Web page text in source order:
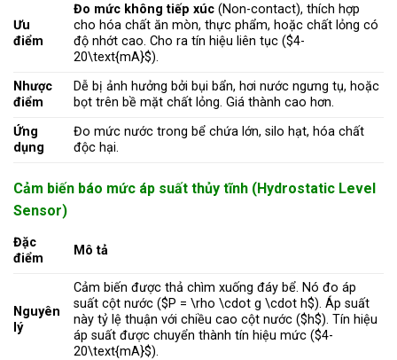
Ưu
điểm
Đo mức không tiếp xúc (Non-contact), thích hợp
cho hóa chất ăn mòn, thực phẩm, hoặc chất lỏng có
độ nhớt cao. Cho ra tín hiệu liên tục ($4-
20\text{mA}$).
Nhược
điểm
Dễ bị ảnh hưởng bởi bụi bẩn, hơi nước ngưng tụ, hoặc
bọt trên bề mặt chất lỏng. Giá thành cao hơn.
Ứng
dụng
Đo mức nước trong bể chứa lớn, silo hạt, hóa chất
độc hại.
Cảm biến báo mức áp suất thủy tĩnh (Hydrostatic Level
Sensor)
Đặc
điểm
Mô tả
Nguyên
lý
Cảm biến được thả chìm xuống đáy bể. Nó đo áp
suất cột nước ($P = \rho \cdot g \cdot h$). Áp suất
này tỷ lệ thuận với chiều cao cột nước ($h$). Tín hiệu
áp suất được chuyển thành tín hiệu mức ($4-
20\text{mA}$).